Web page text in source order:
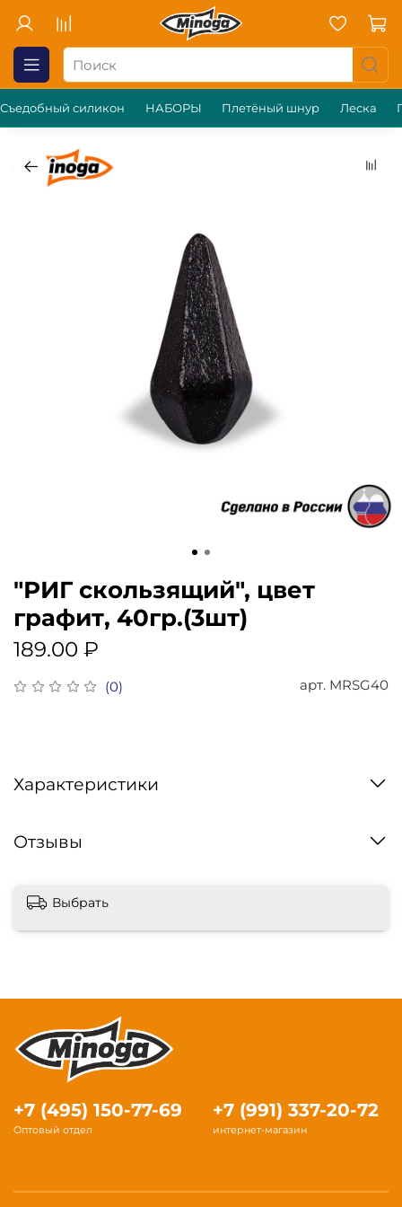
Съедобный силикон НАБОРЫ Плетёный шнур Леска
(0) арт. MRSG40
"РИГ скользящий", цвет
графит, 40гр.(3шт)
189.00 ₽
Характеристики
Отзывы
Выбрать
+7 (495) 150-77-69
Оптовый отдел
+7 (991) 337-20-72
интернет-магазин